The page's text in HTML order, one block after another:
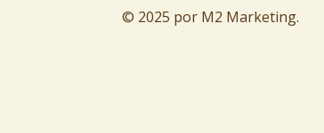
© 2025 por M2 Marketing.